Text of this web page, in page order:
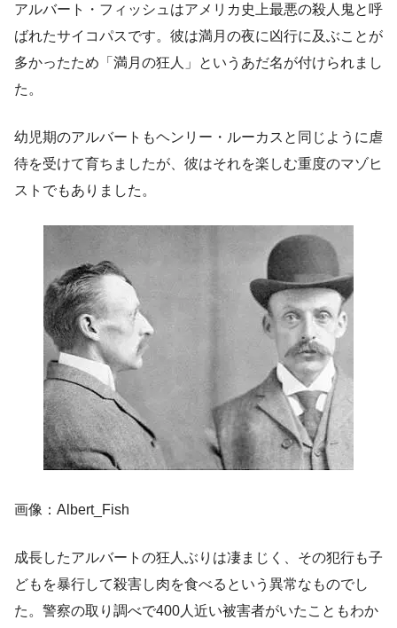
アルバート・フィッシュはアメリカ史上最悪の殺人鬼と呼
ばれたサイコパスです。彼は満月の夜に凶行に及ぶことが
多かったため「満月の狂人」というあだ名が付けられまし
た。
幼児期のアルバートもヘンリー・ルーカスと同じように虐
待を受けて育ちましたが、彼はそれを楽しむ重度のマゾヒ
ストでもありました。
画像：Albert_Fish
成長したアルバートの狂人ぶりは凄まじく、その犯行も子
どもを暴行して殺害し肉を食べるという異常なものでし
た。警察の取り調べで400人近い被害者がいたこともわか